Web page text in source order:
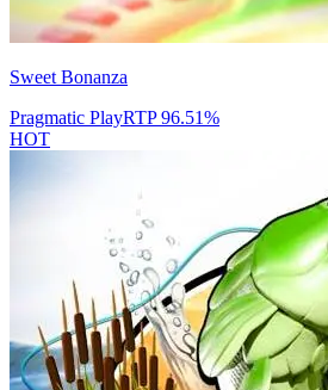
Sweet Bonanza
Pragmatic PlayRTP96.51%
HOT